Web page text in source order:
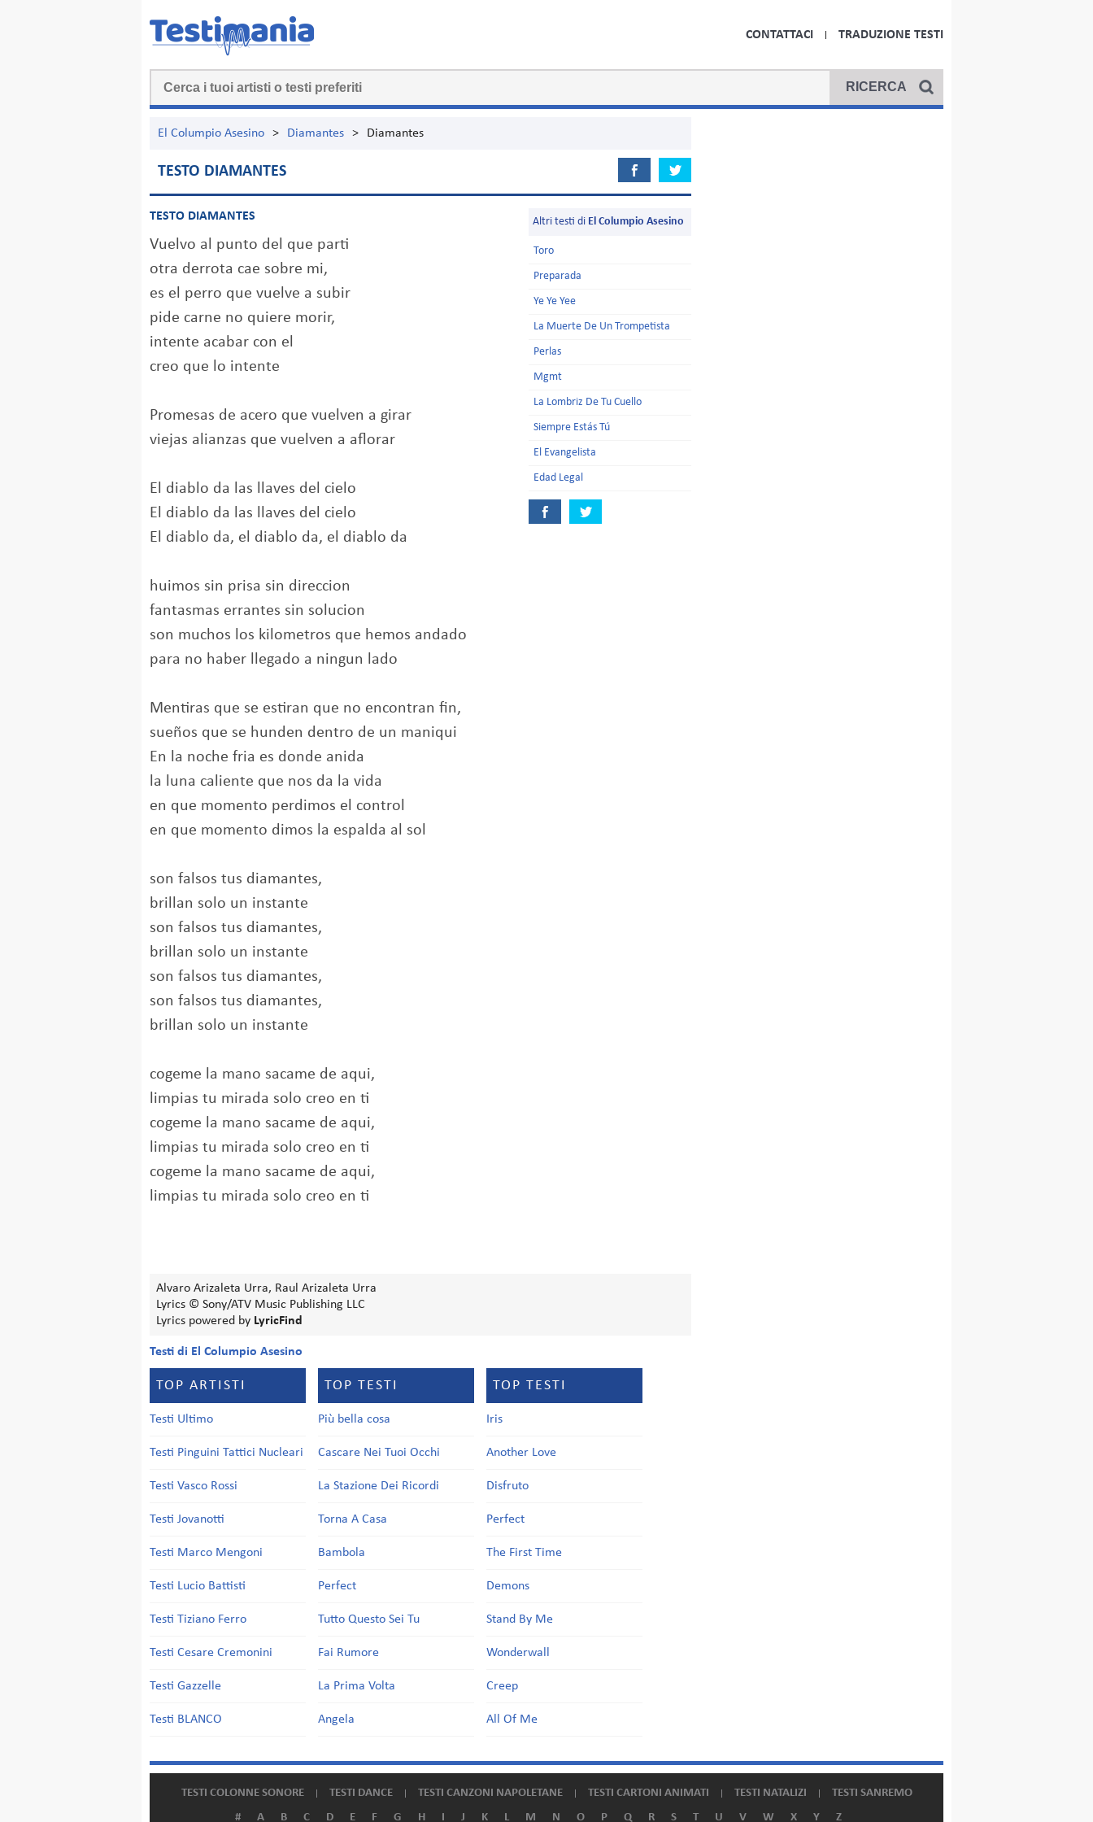
CONTATTACI TRADUZIONE TESTI
El Columpio Asesino > Diamantes > Diamantes
TESTO DIAMANTES
TESTO DIAMANTES
Vuelvo al punto del que parti
otra derrota cae sobre mi,
es el perro que vuelve a subir
pide carne no quiere morir,
intente acabar con el
creo que lo intente
Promesas de acero que vuelven a girar
viejas alianzas que vuelven a aflorar
El diablo da las llaves del cielo
El diablo da las llaves del cielo
El diablo da, el diablo da, el diablo da
huimos sin prisa sin direccion
fantasmas errantes sin solucion
son muchos los kilometros que hemos andado
para no haber llegado a ningun lado
Mentiras que se estiran que no encontran fin,
sueños que se hunden dentro de un maniqui
En la noche fria es donde anida
la luna caliente que nos da la vida
en que momento perdimos el control
en que momento dimos la espalda al sol
son falsos tus diamantes,
brillan solo un instante
son falsos tus diamantes,
brillan solo un instante
son falsos tus diamantes,
son falsos tus diamantes,
brillan solo un instante
cogeme la mano sacame de aqui,
limpias tu mirada solo creo en ti
cogeme la mano sacame de aqui,
limpias tu mirada solo creo en ti
cogeme la mano sacame de aqui,
limpias tu mirada solo creo en ti
Altri testi di El Columpio Asesino
Toro
Preparada
Ye Ye Yee
La Muerte De Un Trompetista
Perlas
Mgmt
La Lombriz De Tu Cuello
Siempre Estás Tú
El Evangelista
Edad Legal
Alvaro Arizaleta Urra, Raul Arizaleta Urra
Lyrics © Sony/ATV Music Publishing LLC
Lyrics powered by LyricFind
Testi di El Columpio Asesino
TOP ARTISTI
Testi Ultimo
Testi Pinguini Tattici Nucleari
Testi Vasco Rossi
Testi Jovanotti
Testi Marco Mengoni
Testi Lucio Battisti
Testi Tiziano Ferro
Testi Cesare Cremonini
Testi Gazzelle
Testi BLANCO
TOP TESTI
Più bella cosa
Cascare Nei Tuoi Occhi
La Stazione Dei Ricordi
Torna A Casa
Bambola
Perfect
Tutto Questo Sei Tu
Fai Rumore
La Prima Volta
Angela
TOP TESTI
Iris
Another Love
Disfruto
Perfect
The First Time
Demons
Stand By Me
Wonderwall
Creep
All Of Me
TESTI COLONNE SONORE TESTI DANCE TESTI CANZONI NAPOLETANE TESTI CARTONI ANIMATI TESTI NATALIZI
TESTI SANREMO
#
A B C D E F G H I J K L M N O P Q R S T U V W X Y Z